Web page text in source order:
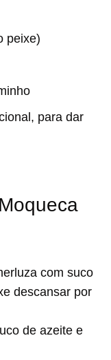
peixe)
para dar
com suco
descansar por
de azeite e